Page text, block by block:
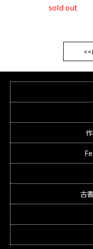
sold out
<<
古